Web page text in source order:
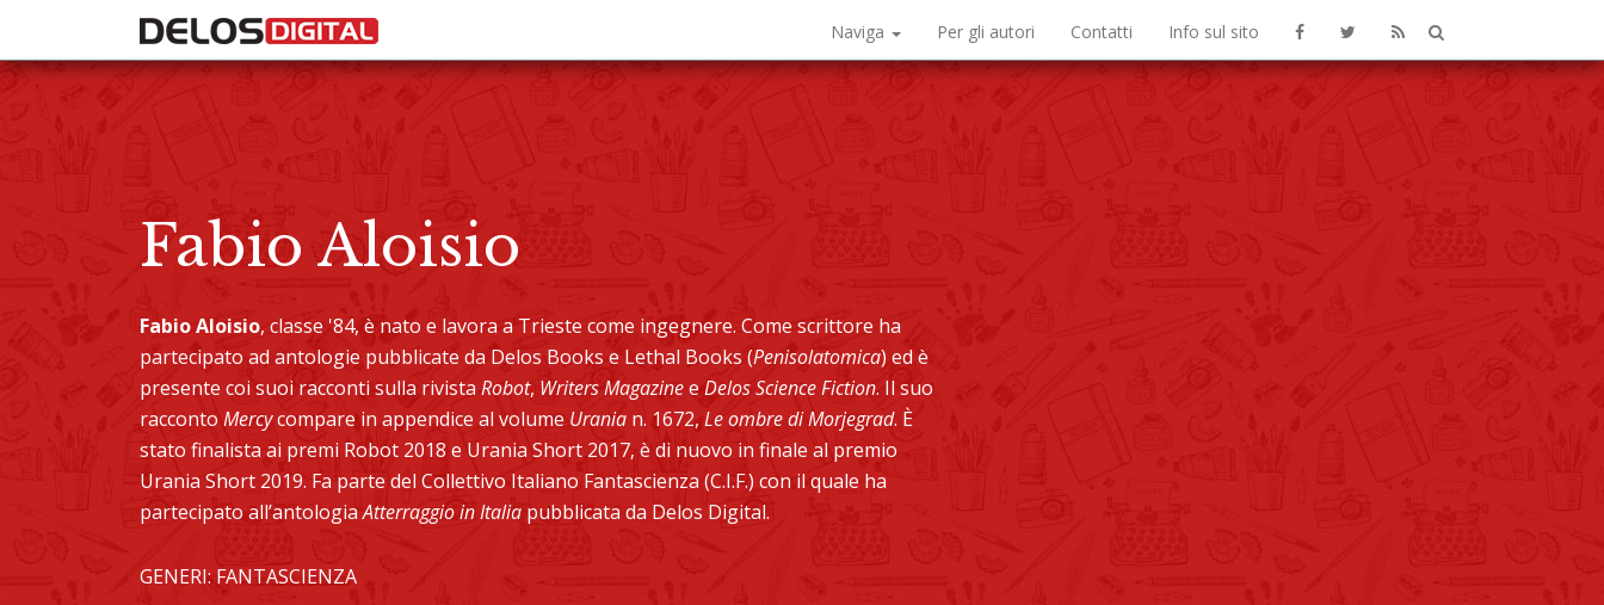
Naviga Per gli autori Contatti Info sul sito
Fabio Aloisio
Fabio Aloisio, classe '84, è nato e lavora a Trieste come ingegnere. Come scrittore ha
partecipato ad antologie pubblicate da Delos Books e Lethal Books (Penisolatomica) ed è
presente coi suoi racconti sulla rivista Robot, Writers Magazinee Delos Science Fiction. Il suo
racconto Mercycompare in appendice al volume Urania n. 1672, Le ombre di Morjegrad. È
stato finalista ai premi Robot 2018 e Urania Short 2017, è di nuovo in finale al premio
Urania Short 2019. Fa parte del Collettivo Italiano Fantascienza (C.I.F.) con il quale ha
partecipato all’antologiaAtterraggio in Italia pubblicata da Delos Digital.
GENERI: FANTASCIENZA